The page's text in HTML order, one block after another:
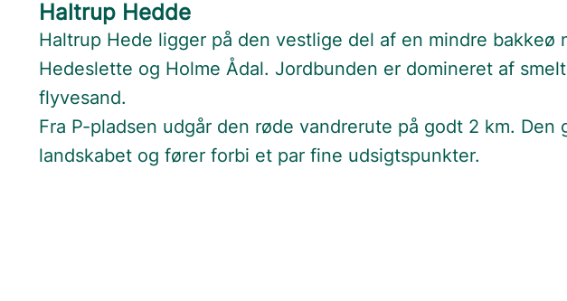
Haltrup Hedde
Haltrup Hede ligger på den vestlige del af en mindre bakkeø
Hedeslette og Holme Ådal. Jordbunden er domineret af
flyvesand.
Fra P-pladsen udgår den røde vandrerute på godt 2 km. Den
landskabet og fører forbi et par fine udsigtspunkter.